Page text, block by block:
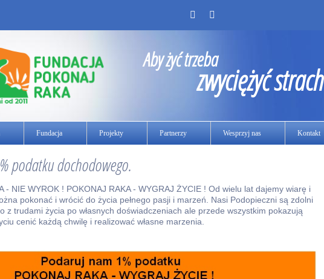
Aby żyć trzeba
zwyciężyć strach
Fundacja Projekty Partnerzy Wesprzyj nas Kontakt
podatku dochodowego.
- NIE WYROK ! POKONAJ RAKA - WYGRAJ ŻYCIE ! Od wielu lat dajemy wiarę i
pokonać i wrócić do życia pełnego pasji i marzeń. Nasi Podopieczni są zdolni
z trudami życia po własnych doświadczeniach ale przede wszystkim pokazują
cenić każdą chwilę i realizować własne marzenia.